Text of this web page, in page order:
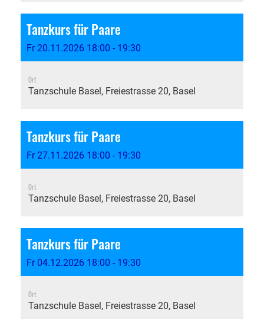
Tanzkurs für Paare
Fr 20.11.2026 18:00 - 19:30
Ort
Tanzschule Basel, Freiestrasse 20, Basel
Tanzkurs für Paare
Fr 27.11.2026 18:00 - 19:30
Ort
Tanzschule Basel, Freiestrasse 20, Basel
Tanzkurs für Paare
Fr 04.12.2026 18:00 - 19:30
Ort
Tanzschule Basel, Freiestrasse 20, Basel